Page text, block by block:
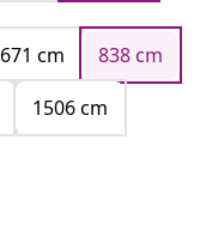
671 cm
838 cm
1506 cm